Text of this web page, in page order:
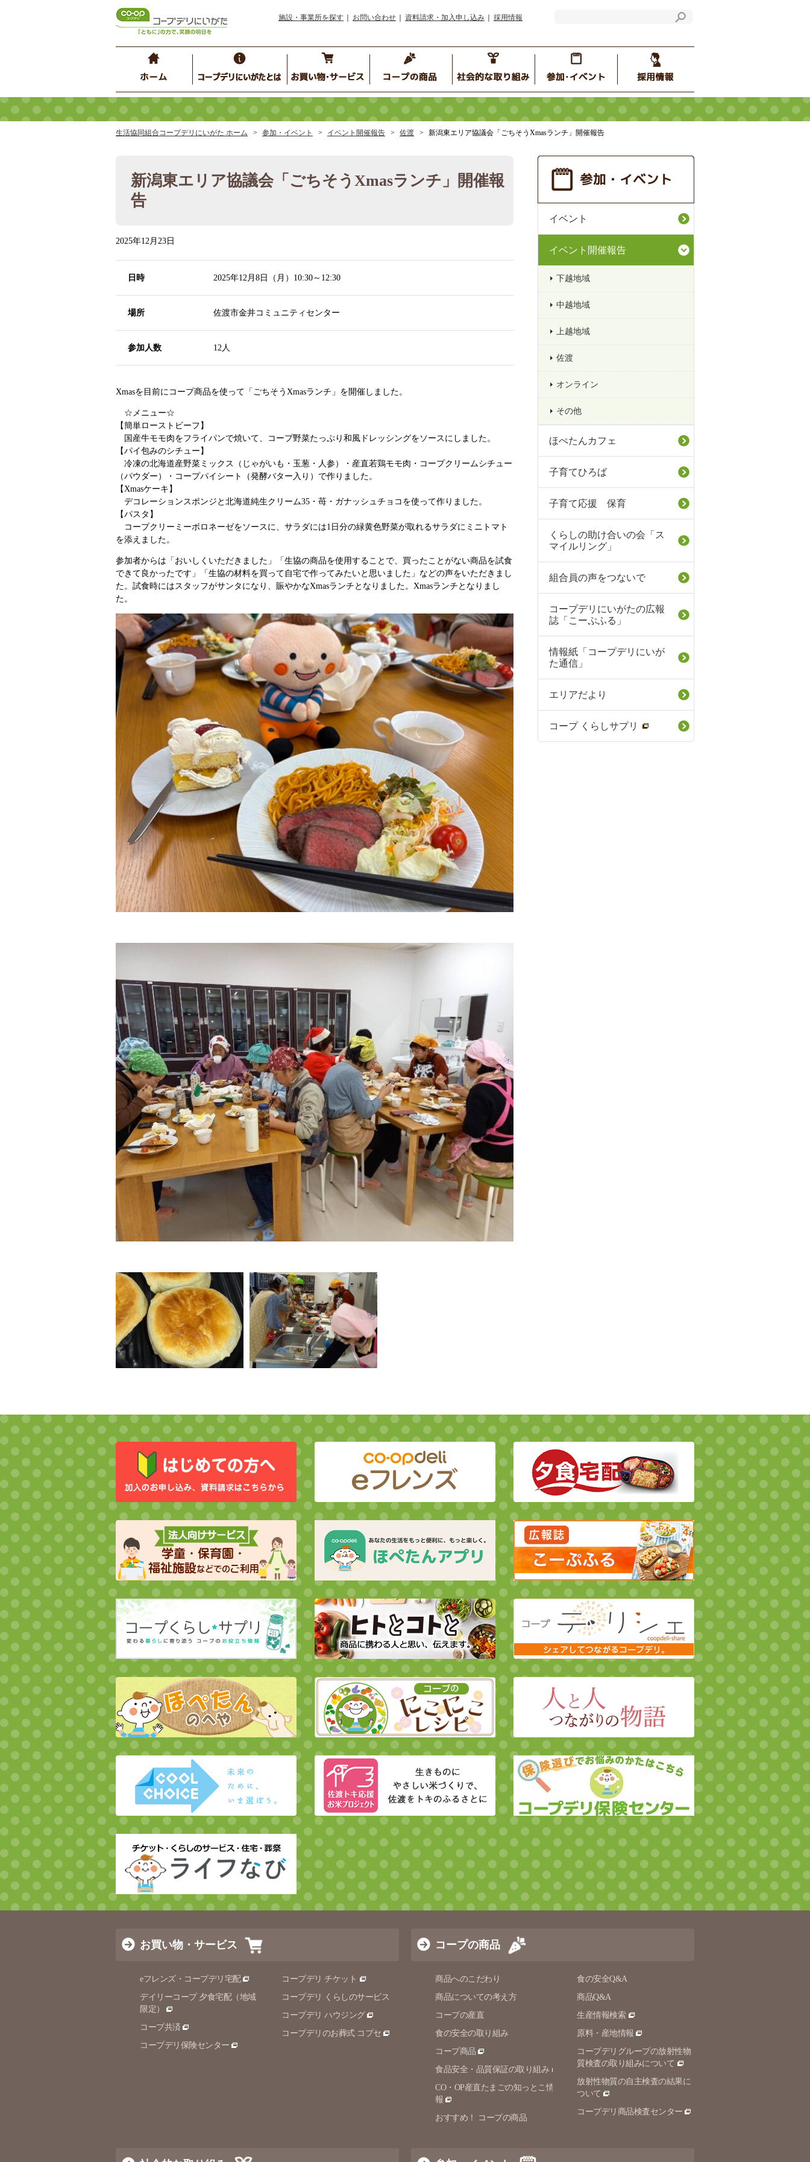
施設・事業所を探す お問い合わせ 資料請求・加入申し込み 採用情報
生活協同組合コープデリにいがた ホーム 参加・イベント イベント開催報告 佐渡 新潟東エリア協議会「ごちそうXmasランチ」開催報告
新潟東エリア協議会「ごちそうXmasランチ」開催報
告
2025年12月23日
日時 2025年12月8日（月）10:30～12:30
場所 佐渡市金井コミュニティセンター
参加人数 12人
Xmasを目前にコープ商品を使って「ごちそうXmasランチ」を開催しました。
☆メニュー☆
【簡単ローストビーフ】
国産牛モモ肉をフライパンで焼いて、コープ野菜たっぷり和風ドレッシングをソースにしました。
【パイ包みのシチュー】
冷凍の北海道産野菜ミックス（じゃがいも・玉葱・人参）・産直若鶏モモ肉・コープクリームシチュー
（パウダー）・コープパイシート（発酵バター入り）で作りました。
【Xmasケーキ】
デコレーションスポンジと北海道純生クリーム35・苺・ガナッシュチョコを使って作りました。
【パスタ】
コープクリーミーボロネーゼをソースに、サラダには1日分の緑黄色野菜が取れるサラダにミニトマト
を添えました。
参加者からは「おいしくいただきました」「生協の商品を使用することで、買ったことがない商品を試食
できて良かったです」「生協の材料を買って自宅で作ってみたいと思いました」などの声をいただきまし
た。試食時にはスタッフがサンタになり、賑やかなXmasランチとなりました。Xmasランチとなりまし
た。
イベント
イベント開催報告
下越地域
中越地域
上越地域
佐渡
オンライン
その他
ほぺたんカフェ
子育てひろば
子育て応援 保育
くらしの助け合いの会「ス
マイルリング」
組合員の声をつないで
コープデリにいがたの広報
誌「こーぷふる」
情報紙「コープデリにいが
た通信」
エリアだより
コープ くらしサプリ
お買い物・サービス
eフレンズ・コープデリ宅配
デイリーコープ 夕食宅配（地域
限定）
コープ共済
コープデリ保険センター
コープデリ チケット
コープデリ くらしのサービス
コープデリ ハウジング
コープデリのお葬式 コプセ
コープの商品
商品へのこだわり
商品についての考え方
コープの産直
食の安全の取り組み
コープ商品
食品安全・品質保証の取り組み
CO・OP産直たまごの知っとこ情
報
おすすめ！ コープの商品
食の安全Q&A
商品Q&A
生産情報検索
原料・産地情報
コープデリグループの放射性物
質検査の取り組みについて
放射性物質の自主検査の結果に
ついて
コープデリ商品検査センター